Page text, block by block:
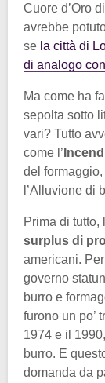
Cuore d’Oro di
avrebbe
se la città di
di analogo
Ma come ha
sepolta sotto
vari? Tutto
come l’
del
l’Alluvione di
Prima di tutto,
surplus di
americani.
governo
burro e
furono un po’
1974 e il
burro. E
domanda da